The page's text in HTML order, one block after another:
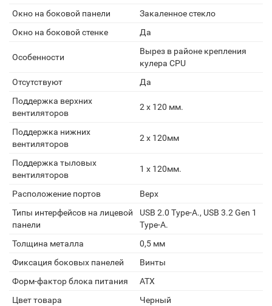
Окно на боковой панели
Закаленное стекло
Окно на боковой стенке
Да
Особенности
Вырез в районе крепления
кулера CPU
Отсутствуют
Да
Поддержка верхних
вентиляторов
2 x 120 мм.
Поддержка нижних
вентиляторов
2 x 120мм
Поддержка тыловых
вентиляторов
1 x 120мм.
Расположение портов
Верх
Типы интерфейсов на лицевой
панели
USB 2.0 Type-A., USB 3.2 Gen 1
Type-A.
Толщина металла
0,5 мм
Фиксация боковых панелей
Винты
Форм-фактор блока питания
ATX
Цвет товара
Черный